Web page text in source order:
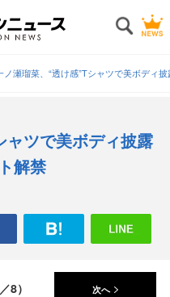
ノ瀬瑠菜、“透け感”Tシャツで美ボディ
ャツで美ボディ披露
解禁
8） 次へ